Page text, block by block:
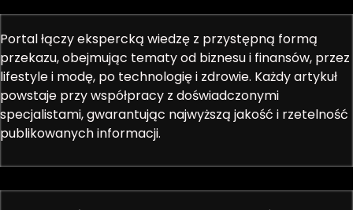
Portal łączy ekspercką wiedzę z przystępną formą
przekazu, obejmując tematy od biznesu i finansów, przez
lifestyle i modę, po technologię i zdrowie. Każdy artykuł
powstaje przy współpracy z doświadczonymi
specjalistami, gwarantując najwyższą jakość i rzetelność
publikowanych informacji.